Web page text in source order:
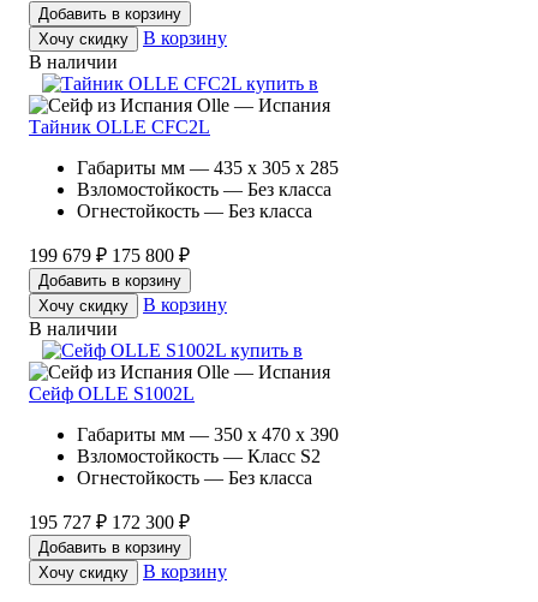
Добавить в корзину
Хочу скидку
В корзину
В наличии
Olle — Испания
Тайник OLLE CFC2L
Габариты мм — 435 x 305 x 285
Взломостойкость — Без класса
Огнестойкость — Без класса
199 679 ₽ 175 800 ₽
Добавить в корзину
Хочу скидку
В корзину
В наличии
Olle — Испания
Сейф OLLE S1002L
Габариты мм — 350 x 470 x 390
Взломостойкость — Класс S2
Огнестойкость — Без класса
195 727 ₽ 172 300 ₽
Добавить в корзину
Хочу скидку
В корзину